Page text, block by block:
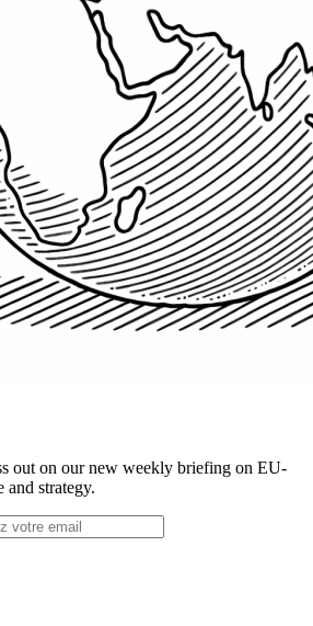
out on our new weekly briefing on EU-
and strategy.